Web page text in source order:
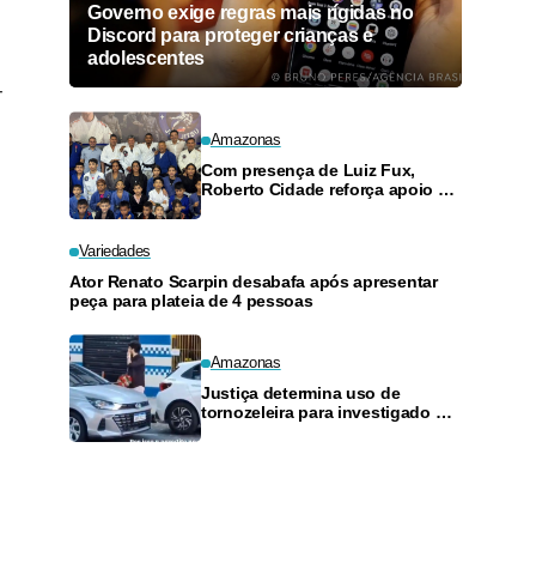
Governo exige regras mais rígidas no
Discord para proteger crianças e
adolescentes
Amazonas
Com presença de Luiz Fux,
Roberto Cidade reforça apoio a
Variedades
Ator Renato Scarpin desabafa após apresentar
peça para plateia de 4 pessoas
Amazonas
Justiça determina uso de
tornozeleira para investigado por